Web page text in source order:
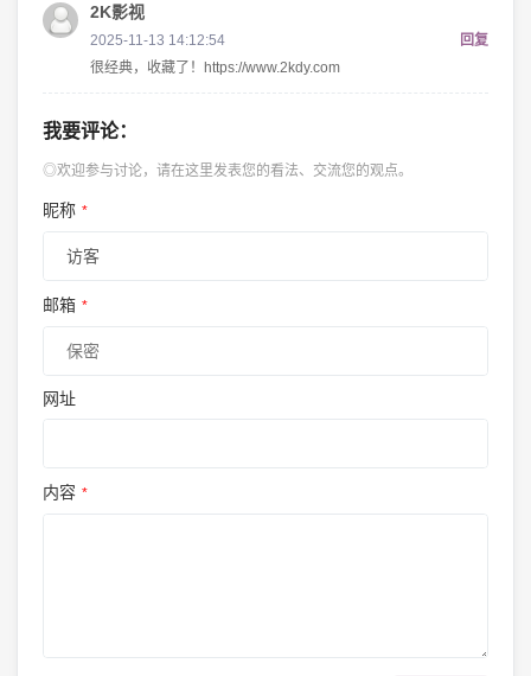
2K影视
2025-11-13 14:12:54
回复
很经典，收藏了！https://www.2kdy.com
我要评论：
◎欢迎参与讨论，请在这里发表您的看法、交流您的观点。
昵称 *
邮箱 *
网址
内容 *